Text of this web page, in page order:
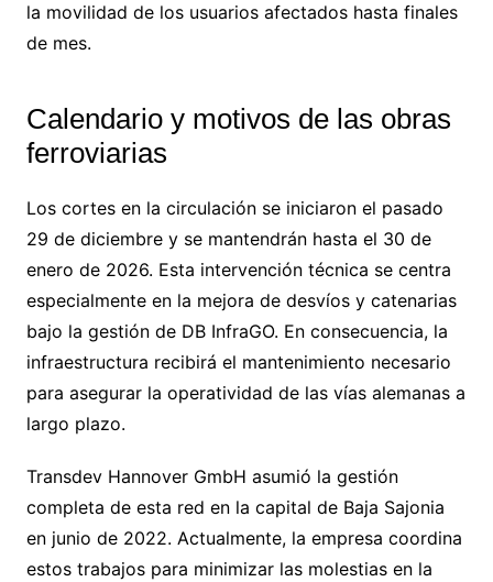
la movilidad de los usuarios afectados hasta finales
de mes.
Calendario y motivos de las obras
ferroviarias
Los cortes en la circulación se iniciaron el pasado
29 de diciembre y se mantendrán hasta el 30 de
enero de 2026. Esta intervención técnica se centra
especialmente en la mejora de desvíos y catenarias
bajo la gestión de DB InfraGO. En consecuencia, la
infraestructura recibirá el mantenimiento necesario
para asegurar la operatividad de las vías alemanas a
largo plazo.
Transdev Hannover GmbH asumió la gestión
completa de esta red en la capital de Baja Sajonia
en junio de 2022. Actualmente, la empresa coordina
estos trabajos para minimizar las molestias en la